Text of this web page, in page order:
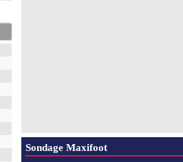
Sondage Maxifoot